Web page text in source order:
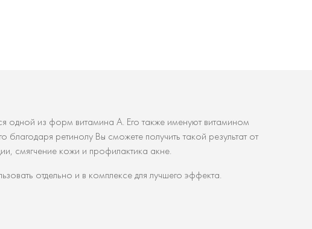
одной из форм витамина А. Его также именуют витамином
ретинолу Вы сможете получить такой результат от
смягчение кожи и профилактика акне.
отдельно и в комплексе для лучшего эффекта.